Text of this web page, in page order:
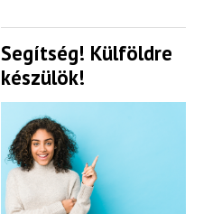
Segítség! Külföldre
készülök!